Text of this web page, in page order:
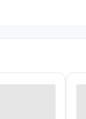
با کیفیت و
و تاریخی استفاده کرده